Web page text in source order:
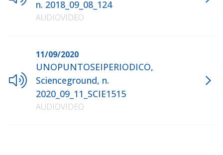
n. 2018_09_08_124
AUDIOVIDEO
11/09/2020
UNOPUNTOSEIPERIODICO,
Scienceground, n.
2020_09_11_SCIE1515
AUDIOVIDEO